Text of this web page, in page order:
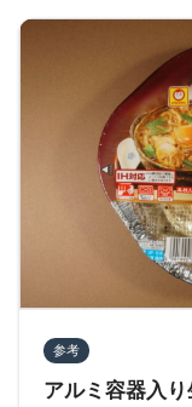
参考
アルミ容器入